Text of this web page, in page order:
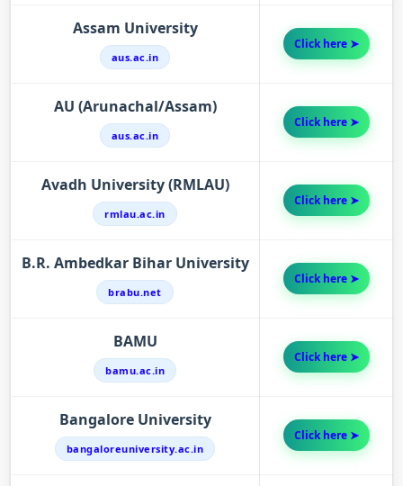
Assam University
aus.ac.in
Click here ➤
AU (Arunachal/Assam)
aus.ac.in
Click here ➤
Avadh University (RMLAU)
rmlau.ac.in
Click here ➤
B.R. Ambedkar Bihar University
brabu.net
Click here ➤
BAMU
bamu.ac.in
Click here ➤
Bangalore University
bangaloreuniversity.ac.in
Click here ➤